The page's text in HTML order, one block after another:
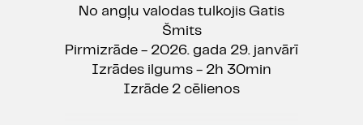
No angļu valodas tulkojis Gatis
Šmits
Pirmizrāde - 2026. gada 29. janvārī
Izrādes ilgums - 2h 30min
Izrāde 2 cēlienos